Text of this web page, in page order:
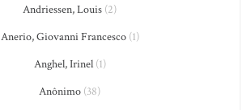
Andriessen, Louis (2)
Anerio, Giovanni Francesco(1)
Anghel, Irinel(1)
Anônimo (38)